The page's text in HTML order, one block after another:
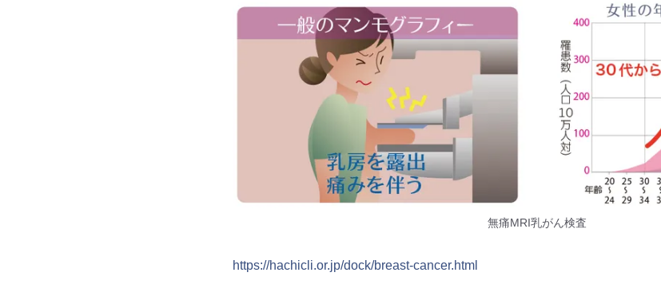
無痛MRI乳がん検査
https://hachicli.or.jp/dock/breast-cancer.html